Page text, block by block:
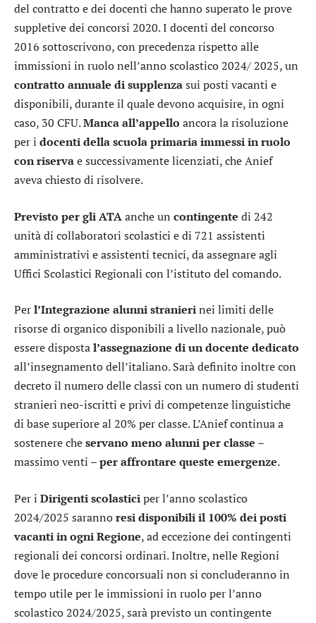
del contratto e dei docenti che hanno superato le prove
suppletive dei concorsi 2020. I docenti del concorso
2016 sottoscrivono, con precedenza rispetto alle
immissioni in ruolo nell’anno scolastico 2024/ 2025, un
contratto annuale di supplenzasui posti vacanti e
disponibili, durante il quale devono acquisire, in ogni
caso, 30 CFU.Manca all’appello ancora la risoluzione
per i docenti della scuola primaria immessi in ruolo
con riservae successivamente licenziati, che Anief
aveva chiesto di risolvere.
Previsto per gli ATAanche un contingente di 242
unità di collaboratori scolastici e di 721 assistenti
amministrativi e assistenti tecnici, da assegnare agli
Uffici Scolastici Regionali con l’istituto del comando.
Perl’Integrazione alunni stranierinei limiti delle
risorse di organico disponibili a livello nazionale, può
essere dispostal’assegnazione di un docente dedicato
all’insegnamento dell’italiano. Sarà definito inoltre con
decreto il numero delle classi con un numero di studenti
stranieri neo-iscritti e privi di competenze linguistiche
di base superiore al 20% per classe. L’Anief continua a
sostenere cheservano meno alunni per classe –
massimo venti –per affrontare queste emergenze.
Per i Dirigenti scolasticiper l’anno scolastico
2024/2025 sarannoresi disponibili il 100% dei posti
vacanti in ogni Regione, ad eccezione dei contingenti
regionali dei concorsi ordinari. Inoltre, nelle Regioni
dove le procedure concorsuali non si concluderanno in
tempo utile per le immissioni in ruolo per l’anno
scolastico 2024/2025, sarà previsto un contingente